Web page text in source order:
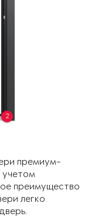
2
премиум-
учетом
преимущество
легко